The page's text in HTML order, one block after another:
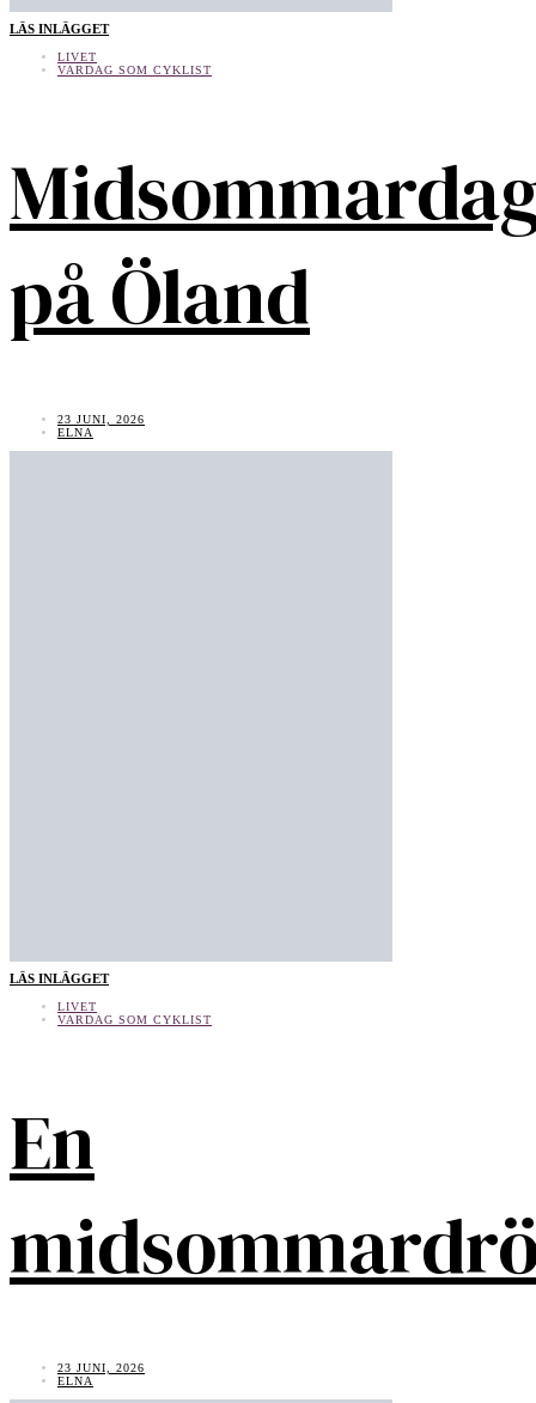
LÄS INLÄGGET
LIVET
VARDAG SOM CYKLIST
på Öland
23 JUNI, 2026
ELNA
LÄS INLÄGGET
LIVET
VARDAG SOM CYKLIST
En
23 JUNI, 2026
ELNA